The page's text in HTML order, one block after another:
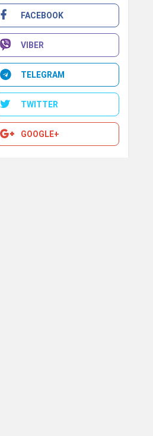
FACEBOOK
VIBER
TELEGRAM
TWITTER
GOOGLE+